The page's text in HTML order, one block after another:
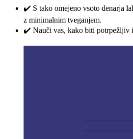
✔️ S tako omejeno vsoto denarja
z minimalnim tveganjem.
✔️ Nauči vas, kako biti potrpežljiv